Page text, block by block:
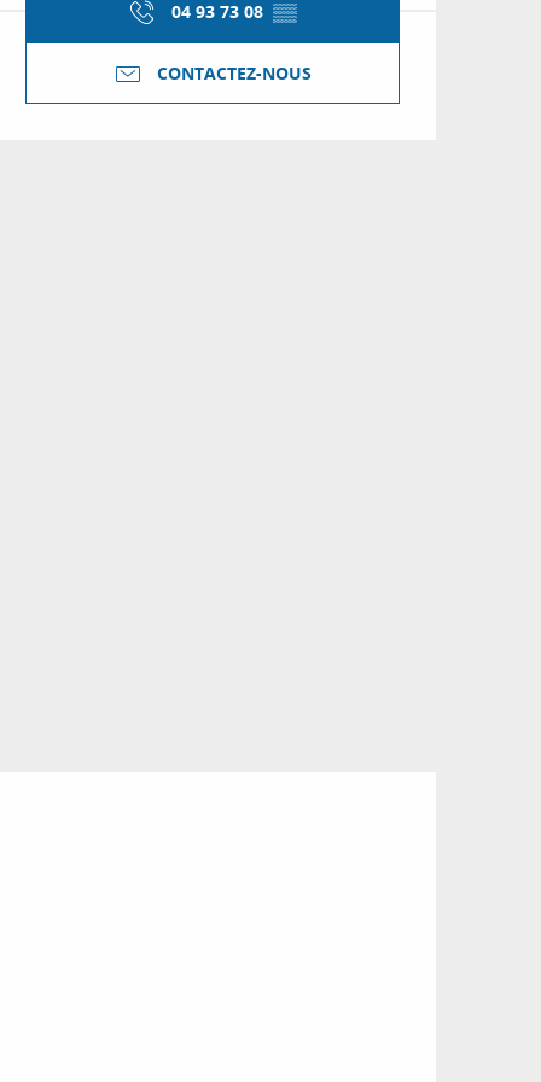
04 93 73 08 ▒▒
CONTACTEZ-NOUS